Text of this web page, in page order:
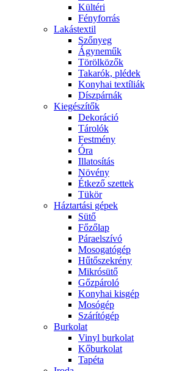
Kültéri
Fényforrás
Lakástextil
Szőnyeg
Ágyneműk
Törölközők
Takarók, plédek
Konyhai textíliák
Díszpárnák
Kiegészítők
Dekoráció
Tárolók
Festmény
Óra
Illatosítás
Növény
Étkező szettek
Tükör
Háztartási gépek
Sütő
Főzőlap
Páraelszívó
Mosogatógép
Hűtőszekrény
Mikrósütő
Gőzpároló
Konyhai kisgép
Mosógép
Szárítógép
Burkolat
Vinyl burkolat
Kőburkolat
Tapéta